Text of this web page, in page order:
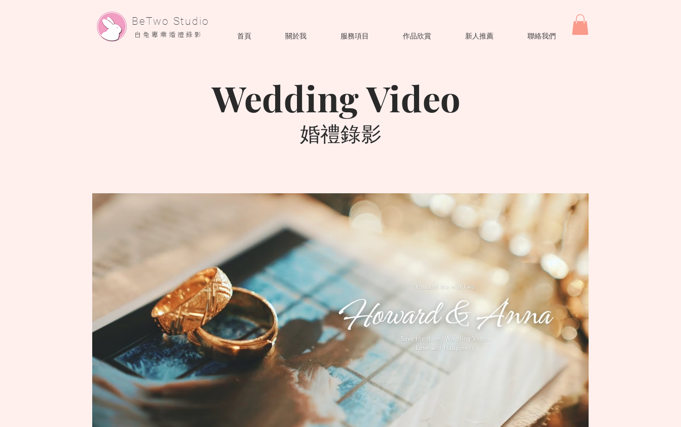
​BeTwo Studio
​白 兔 專 業 婚 禮 錄 影 首頁 關於我 服務項目 作品欣賞 新人推薦 聯絡我們
Wedding Video
​婚禮錄影